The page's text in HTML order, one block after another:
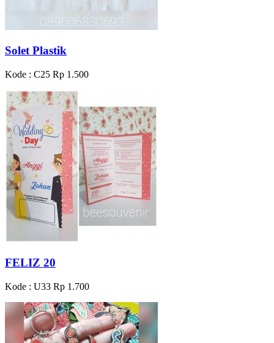
Solet Plastik
Kode : C25 Rp 1.500
FELIZ 20
Kode : U33 Rp 1.700